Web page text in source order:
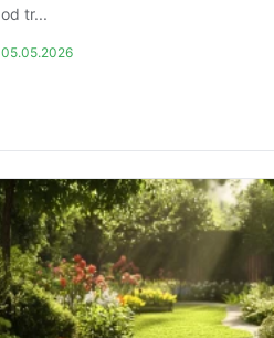
od tr...
05.05.2026